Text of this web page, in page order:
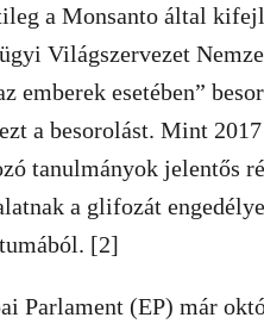
a Monsanto által
Világszervezet
emberek esetében”
a besorolást. Mint
tanulmányok jelentős
a glifozát
[2]
Parlament (EP) már